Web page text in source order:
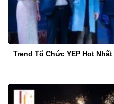
Trend Tổ Chức YEP Hot